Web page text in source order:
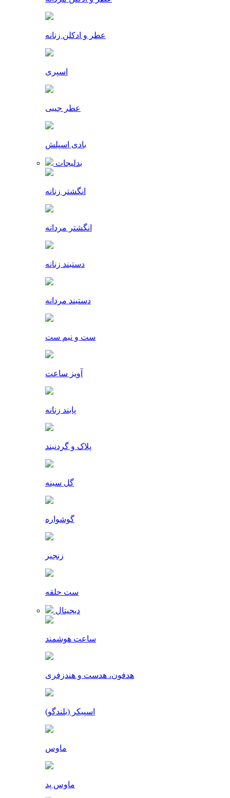
عطر و ادکلن زنانه
اسپری
عطر جیبی
بادی اسپلش
بدلیجات
انگشتر زنانه
انگشتر مردانه
دستبند زنانه
دستبند مردانه
ست و نیم ست
آویز ساعت
پابند زنانه
پلاک و گردنبند
گل سینه
گوشواره
زنجیر
ست حلقه
دیجیتال
ساعت هوشمند
هدفون، هدست و هندزفری
اسپیکر (بلندگو)
ماوس
ماوس پد